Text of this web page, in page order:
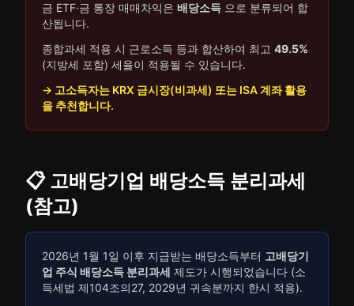
금 ETF·금 통장 매매차익은 배당소득 으로 분류되어 합
산됩니다.
종합과세 적용 시 근로소득 등과 합산하여 최고 49.5%
(지방세 포함) 세율이 적용될 수 있습니다.
→ 고소득자는 KRX 금시장(비과세) 또는 ISA 계좌 활용
을 추천합니다.
📋 고배당기업 배당소득 분리과세
(참고)
2026년 1월 1일 이후 지급받는 배당소득부터 고배당기
업 주식 배당소득 분리과세 제도가 시행되었습니다 (소
득세법 제104조의27, 2029년 귀속분까지 한시 적용).